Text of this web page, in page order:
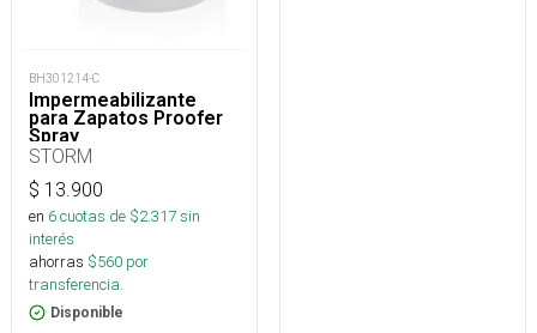
BH301214-C
Impermeabilizante
para Zapatos Proofer
Spray
STORM
$ 13.900
en 6cuotas de $2.317sin
interés
ahorras $560 por
transferencia.
Disponible